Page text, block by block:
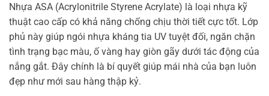
Nhựa ASA (Acrylonitrile Styrene Acrylate) là loại nhựa kỹ
thuật cao cấp có khả năng chống chịu thời tiết cực tốt. Lớp
phủ này giúp ngói nhựa kháng tia UV tuyệt đối, ngăn chặn
tình trạng bạc màu, ố vàng hay giòn gãy dưới tác động của
nắng gắt. Đây chính là bí quyết giúp mái nhà của bạn luôn
đẹp như mới sau hàng thập kỷ.